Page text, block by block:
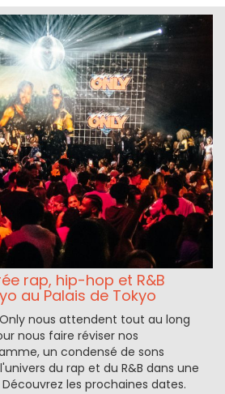
rap, hip-hop et R&B
au Palais de Tokyo
Only nous attendent tout au long
nous faire réviser nos
un condensé de sons
du rap et du R&B dans une
les prochaines dates.